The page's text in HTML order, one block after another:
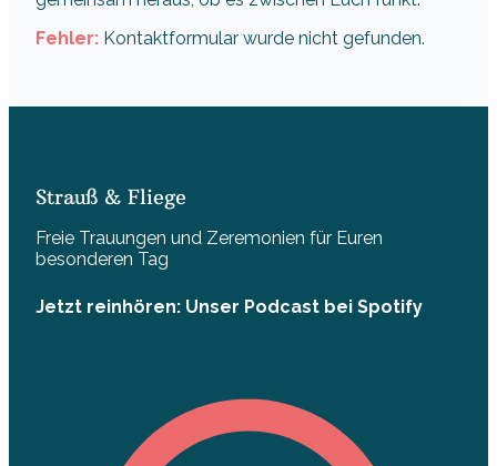
Fehler: Kontaktformular wurde nicht gefunden.
Strauß & Fliege
Freie Trauungen und Zeremonien für Euren
besonderen Tag
Jetzt reinhören: Unser Podcast bei Spotify